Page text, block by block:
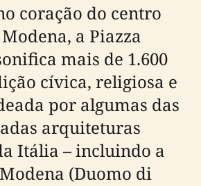
coração do centro
a Piazza
mais de 1.600
cívica, religiosa e
por algumas das
arquiteturas
Itália – incluindo a
(Duomo di